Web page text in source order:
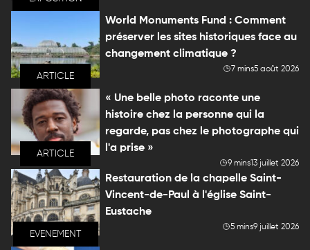
ARTICLE
World Monuments Fund : Comment
préserver les sites historiques face au
changement climatique ?
7 mins5 août 2026
ARTICLE
« Une belle photo raconte une
histoire chez la personne qui la
regarde, pas chez le photographe qui
l'a prise »
9 mins13 juillet 2026
EVENEMENT
Restauration de la chapelle Saint-
Vincent-de-Paul à l'église Saint-
Eustache
5 mins9 juillet 2026